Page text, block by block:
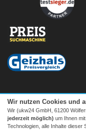
Wir nutzen Cookies und
Wir (ukw24 GmbH, 61200
jederzeit möglich) um Ihnen
Technologien, alle Inhalte